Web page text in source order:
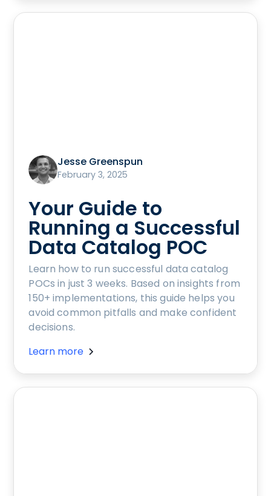
Jesse Greenspun
February 3, 2025
Your Guide to
Running a Successful
Data Catalog POC
Learn how to run successful data catalog
POCs in just 3 weeks. Based on insights from
150+ implementations, this guide helps you
avoid common pitfalls and make confident
decisions.
Learn more